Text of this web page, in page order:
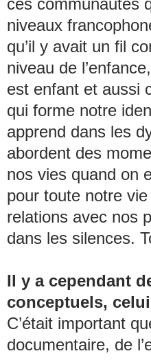
ces communautés
niveaux
qu’il y avait un fil
niveau de
est enfant et aussi
qui forme notre
apprend dans les
abordent des
nos vies quand on
pour toute notre
relations avec nos
dans les silences.
Il y a cependant
conceptuels,
C’était important
documentaire, de